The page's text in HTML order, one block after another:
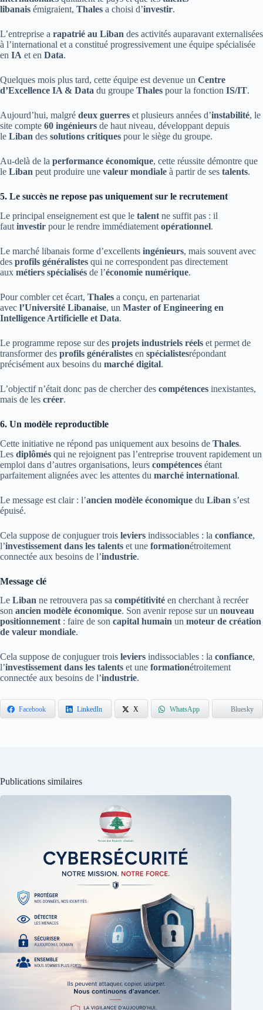
libanais émigraient, Thales a choisi d’investir.
L’entreprise a rapatrié au Liban des activités auparavant externalisées
à l’international et a constitué progressivement une équipe spécialisée
en IA et en Data.
Quelques mois plus tard, cette équipe est devenue un Centre
d’Excellence IA & Data du groupe Thales pour la fonction IS/IT.
Aujourd’hui, malgré deux guerres et plusieurs années d’instabilité, le
site compte 60 ingénieurs de haut niveau, développant depuis
le Liban des solutions critiques pour le siège du groupe.
Au-delà de la performance économique, cette réussite démontre que
le Liban peut produire une valeur mondiale à partir de ses talents.
5. Le succès ne repose pas uniquement sur le recrutement
Le principal enseignement est que le talent ne suffit pas : il
faut investir pour le rendre immédiatement opérationnel.
Le marché libanais forme d’excellents ingénieurs, mais souvent avec
des profils généralistes qui ne correspondent pas directement
aux métiers spécialisés de l’économie numérique.
Pour combler cet écart, Thales a conçu, en partenariat
avec l’Université Libanaise, un Master of Engineering en
Intelligence Artificielle et Data.
Le programme repose sur des projets industriels réels et permet de
transformer des profils généralistes en spécialistesrépondant
précisément aux besoins du marché digital.
L’objectif n’était donc pas de chercher des compétences inexistantes,
mais de les créer.
6. Un modèle reproductible
Cette initiative ne répond pas uniquement aux besoins de Thales.
Les diplômés qui ne rejoignent pas l’entreprise trouvent rapidement un
emploi dans d’autres organisations, leurs compétences étant
parfaitement alignées avec les attentes du marché international.
Le message est clair : l’ancien modèle économique du Liban s’est
épuisé.
Cela suppose de conjuguer trois leviers indissociables : la confiance,
l’investissement dans les talents et une formationétroitement
connectée aux besoins de l’industrie.
Message clé
Le Liban ne retrouvera pas sa compétitivité en cherchant à recréer
son ancien modèle économique. Son avenir repose sur un nouveau
positionnement : faire de son capital humain un moteur de création
de valeur mondiale.
Cela suppose de conjuguer trois leviers indissociables : la confiance,
l’investissement dans les talents et une formationétroitement
connectée aux besoins de l’industrie.
Facebook LinkedIn X WhatsApp Bluesky
Publications similaires